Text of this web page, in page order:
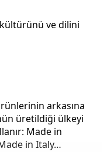
ve dilini
arkasına
üretildiği ülkeyi
Made in
in Italy…